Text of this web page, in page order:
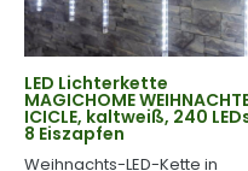
LED Lichterkette
MAGICHOME
ICICLE, kaltweiß, 240
8 Eiszapfen
Weihnachts-LED-Kette in